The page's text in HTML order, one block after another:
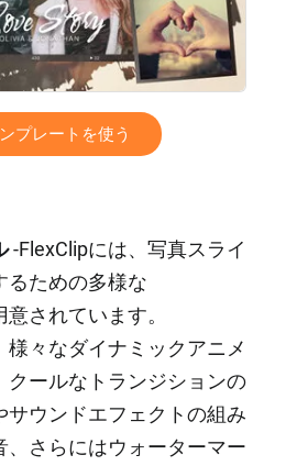
プレートを使う
-FlexClipには、写真スライ
るための多様な
意されています。
様々なダイナミックアニメ
クールなトランジションの
サウンドエフェクトの組み
、さらにはウォーターマー